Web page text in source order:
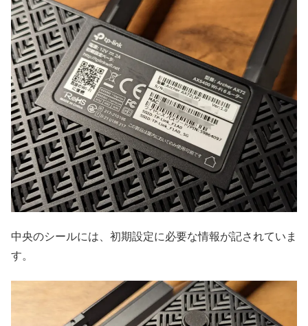
中央のシールには、初期設定に必要な情報が記されていま
す。